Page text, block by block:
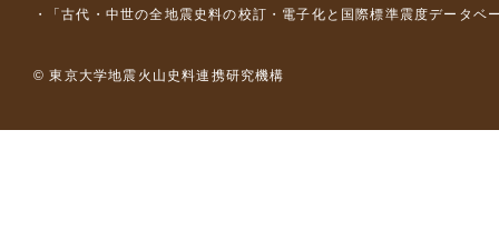
「古代・中世の全地震史料の校訂・電子化と国際標準震度データ
© 東京大学地震火山史料連携研究機構